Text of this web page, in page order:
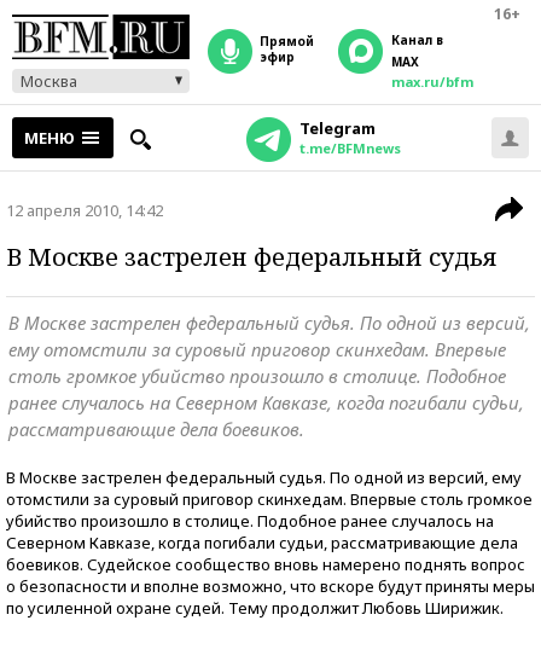
16+
Москва
прямой
эфир
Канал в
MAX
max.ru/bfm
МЕНЮ Telegram
t.me/BFMnews
12 апреля 2010, 14:42
В Москве застрелен федеральный судья
В Москве застрелен федеральный судья. По одной из версий,
ему отомстили за суровый приговор скинхедам. Впервые
столь громкое убийство произошло в столице. Подобное
ранее случалось на Северном Кавказе, когда погибали судьи,
рассматривающие дела боевиков.
В Москве застрелен федеральный судья. По одной из версий, ему
отомстили за суровый приговор скинхедам. Впервые столь громкое
убийство произошло в столице. Подобное ранее случалось на
Северном Кавказе, когда погибали судьи, рассматривающие дела
боевиков. Судейское сообщество вновь намерено поднять вопрос
о безопасности и вполне возможно, что вскоре будут приняты меры
по усиленной охране судей. Тему продолжит Любовь Ширижик.